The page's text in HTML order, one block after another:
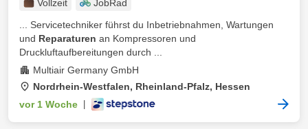
Vollzeit
JobRad
... Servicetechniker führst du Inbetriebnahmen, Wartungen
und Reparaturen an Kompressoren und
Druckluftaufbereitungen durch ...
Multiair Germany GmbH
Nordrhein-Westfalen, Rheinland-Pfalz, Hessen
vor 1 Woche